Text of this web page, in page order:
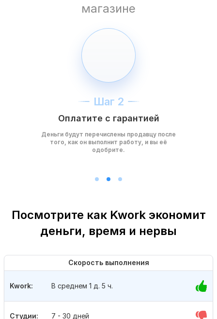
магазине
Шаг 2
Оплатите с гарантией
Деньги будут перечислены продавцу после
того, как он выполнит работу, и вы её
одобрите.
Посмотрите как Kwork экономит
деньги, время и нервы
Скорость выполнения
Студии: 7 - 30 дней
Kwork: В среднем 1 д. 5 ч.